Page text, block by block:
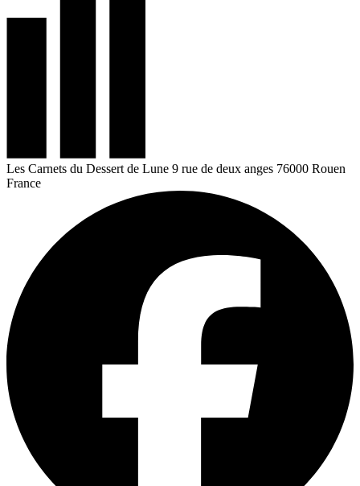
Les Carnets du Dessert de Lune 9 rue de deux anges 76000 Rouen
France